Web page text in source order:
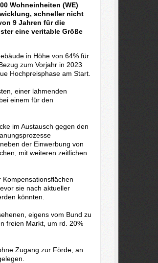
Wohneinheiten (WE)
schneller nicht
9 Jahren für die
eine veritable Größe
in Höhe von 64% für
zum Vorjahr in 2023
Hochpreisphase am Start.
einer lahmenden
einem für den
im Austausch gegen den
der Einwerbung von
mit weiteren zeitlichen
sie nach aktueller
könnten.
eigens vom Bund zu
freien Markt, um rd. 20%
Zugang zur Förde, an